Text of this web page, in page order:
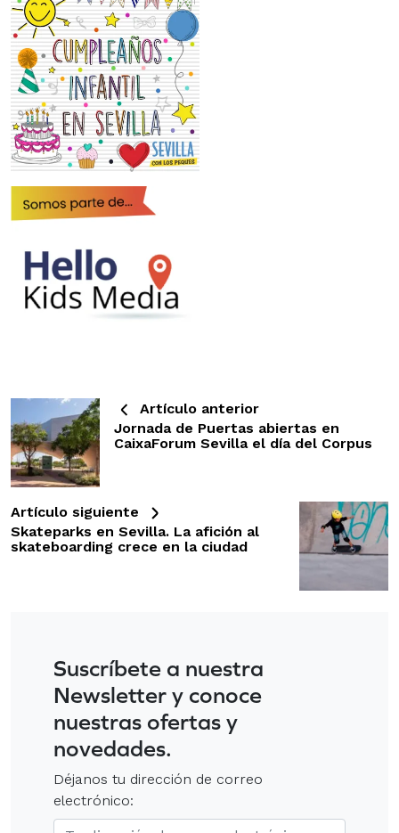
Artículo anterior
Jornada de Puertas abiertas en
CaixaForum Sevilla el día del Corpus
Artículo siguiente
Skateparks en Sevilla. La afición al
skateboarding crece en la ciudad
Suscríbete a nuestra
Newsletter y conoce
nuestras ofertas y
novedades.
Déjanos tu dirección de correo
electrónico: